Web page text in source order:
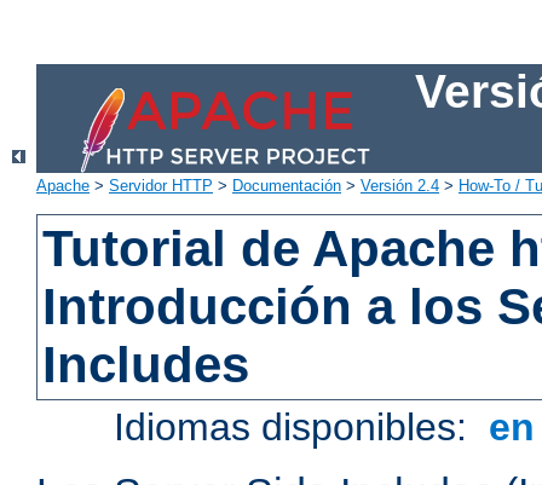
Apache > Servidor HTTP > Documentación > Versión 2.4 > How-To /
Tutorial de Apache
Introducción a los
Includes
Idiomas disponibles: